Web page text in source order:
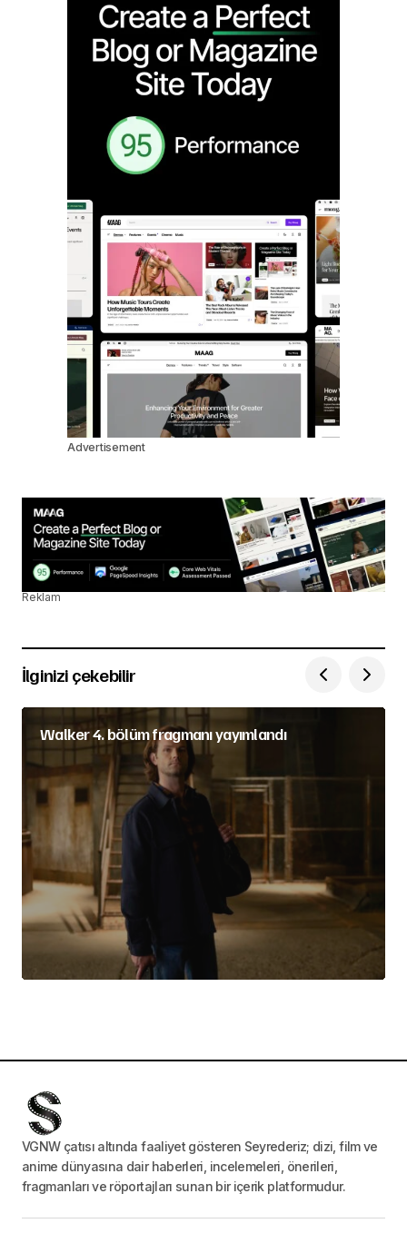
Advertisement
Reklam
İlginizi çekebilir
Walker 4. bölüm fragmanı yayımlandı
VGNW çatısı altında faaliyet gösteren Seyrederiz; dizi, film ve
anime dünyasına dair haberleri, incelemeleri, önerileri,
fragmanları ve röportajları sunan bir içerik platformudur.